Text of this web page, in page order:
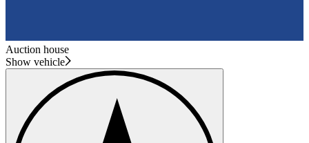
Auction house
Show vehicle